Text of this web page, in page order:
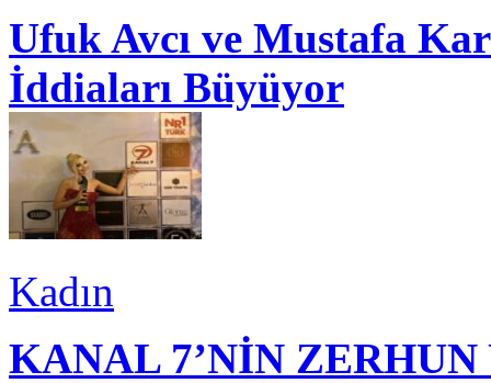
Ufuk Avcı ve Mustafa
İddiaları Büyüyor
Kadın
KANAL 7’NİN